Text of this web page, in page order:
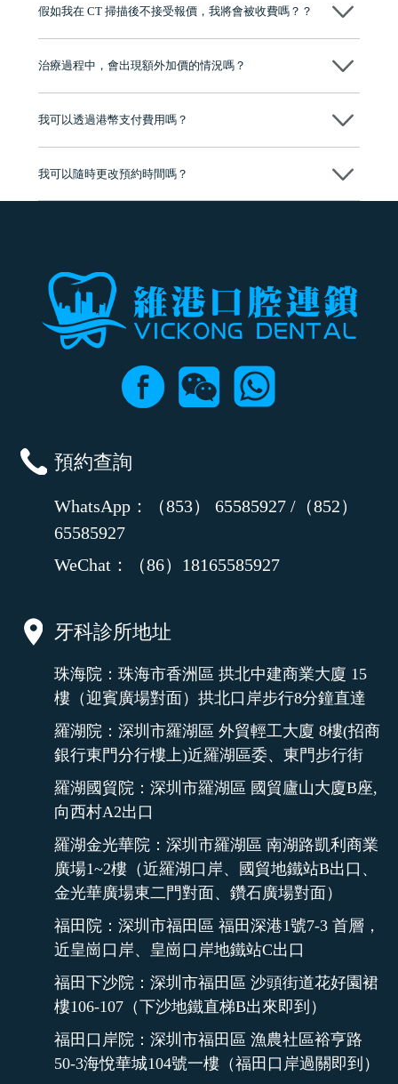
牌」、「2025香港企業領袖品牌」，是諾貝爾種植系統全球放心植牙中
至今已服務超過三十個國家和地區的顧客，受到粵港澳大灣區及周邊城
市市民極高的口碑評價及信任推薦 珠海、深圳設有八大分院，香港亦設
有咨詢及服務保障中心，有任何問題都可以隨時預約免費咨詢，讓人十
假如我在 CT 掃描後不接受報價，我將會被收費嗎？？
治療過程中，會出現額外加價的情況嗎？
我可以透過港幣支付費用嗎？
我可以隨時更改預約時間嗎？
可以，請盡早通過wechat或whatsapp聯絡我們，告知我們你原本預約的
預約查詢
WhatsApp：（853） 65585927 /（852）
65585927
WeChat：（86）18165585927
牙科診所地址
珠海院：珠海市香洲區 拱北中建商業大廈 15
樓（迎賓廣場對面）拱北口岸步行8分鐘直達
羅湖院：深圳市羅湖區 外貿輕工大廈 8樓(招商
銀行東門分行樓上)近羅湖區委、東門步行街
羅湖國貿院：深圳市羅湖區 國貿廬山大廈B座,
向西村A2出口
羅湖金光華院：深圳市羅湖區 南湖路凱利商業
廣場1~2樓（近羅湖口岸、國貿地鐵站B出口、
金光華廣場東二門對面、鑽石廣場對面）
福田院：深圳市福田區 福田深港1號7-3 首層，
近皇崗口岸、皇崗口岸地鐵站C出口
福田下沙院：深圳市福田區 沙頭街道花好園裙
樓106-107（下沙地鐵直梯B出來即到）
福田口岸院：深圳市福田區 漁農社區裕亨路
50-3海悅華城104號一樓（福田口岸過關即到）